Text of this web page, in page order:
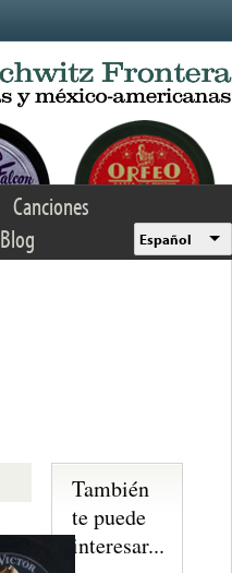
Canciones
Blog Español
También
te puede
interesar...